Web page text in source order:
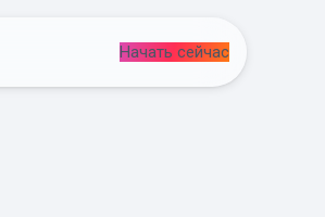
Начать сейчас